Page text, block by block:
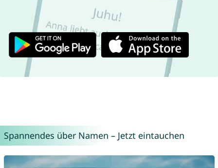
Spannendes über Namen – Jetzt eintauchen